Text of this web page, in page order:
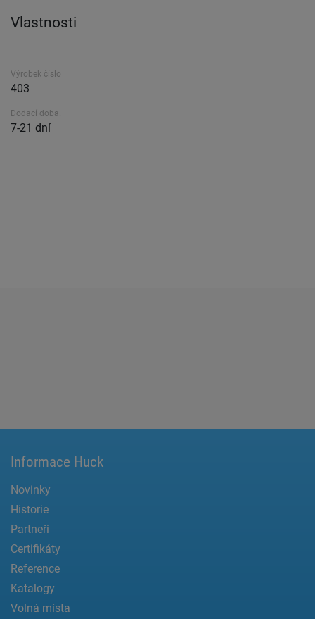
Vlastnosti
Výrobek číslo
403
Dodací doba.
7-21 dní
Informace Huck
Novinky
Historie
Partneři
Certifikáty
Reference
Katalogy
Volná místa